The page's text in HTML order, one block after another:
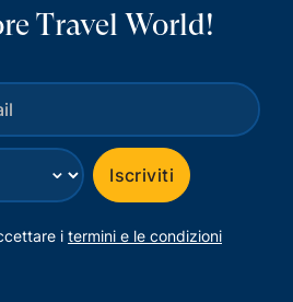
Travel World!
⌄ Iscriviti
i termini e le condizioni